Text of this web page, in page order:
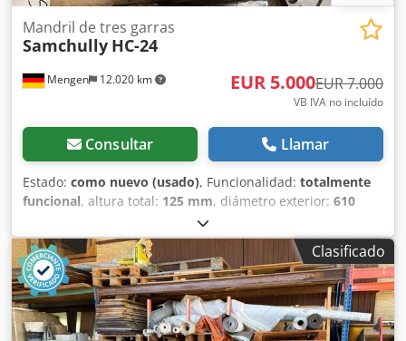
Mengen 12.020 km
Mandril de tres garras
Samchully HC-24
EUR 5.000EUR 7.000
VB IVA no incluído
Consultar Llamar
Estado: como nuevo (usado), Funcionalidad: totalmente
funcional, altura total: 125 mm, diámetro exterior: 610
, distancia entre agujeros:
de tres garras / HC-24 1x brida estándar 3 x garras blandas
3 x garras duras 1 x llave Cjdjxzcq Ejpfx Ahcjrf 1 x pistola
de engrase Especificaciones: Diámetro de carrera de garra:
16 Carrera del pistón: 35 Diámetro máx. de sujeción: 610
Diámetro mín. de sujeción: 152 Fuerza máxima de entrada
permitida: 82 (8362) Fuerza de sujeción estática máxima:
Clasificado